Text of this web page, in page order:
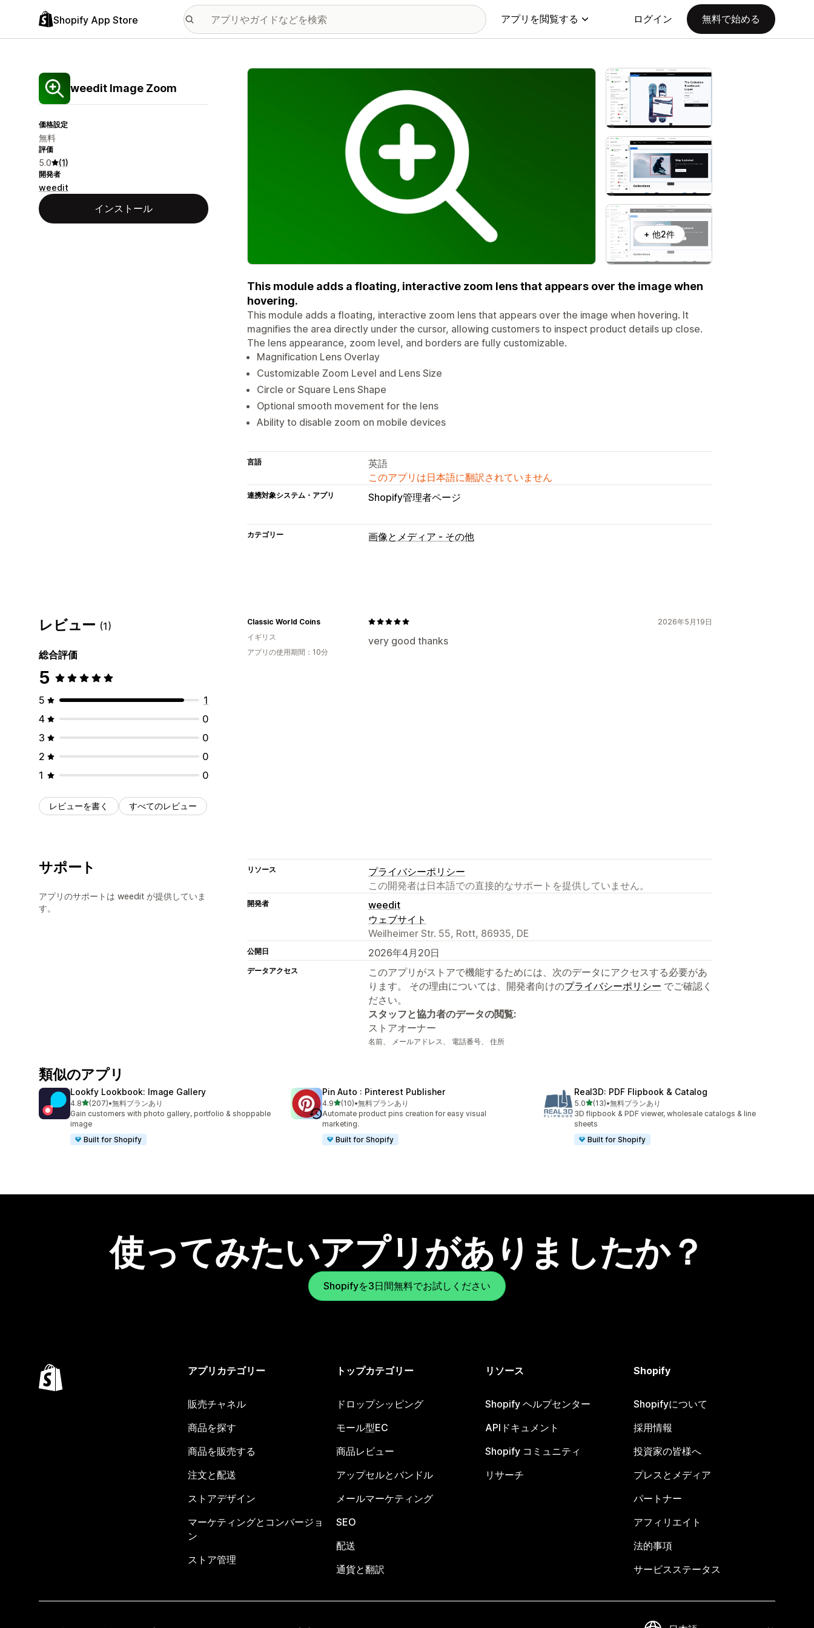
Shopify App Store アプリを閲覧する ログイン 無料で始める
weedit Image Zoom
価格設定
無料
評価
5.0 (1)
開発者
weedit
インストール
特集の画像ギャラリー
+ 他2件
This module adds a floating, interactive zoom lens that appears over the image when
hovering.
This module adds a floating, interactive zoom lens that appears over the image when hovering. It
magnifies the area directly under the cursor, allowing customers to inspect product details up close.
The lens appearance, zoom level, and borders are fully customizable.
Magnification Lens Overlay
Customizable Zoom Level and Lens Size
Circle or Square Lens Shape
Optional smooth movement for the lens
Ability to disable zoom on mobile devices
言語
英語
このアプリは日本語に翻訳されていません
連携対象システム・アプリ Shopify管理者ページ
カテゴリー 画像とメディア - その他
レビュー (1)
総合評価
5
5
1
4
0
3
0
2
0
1
0
レビューを書く すべてのレビュー
2026年5月19日
very good thanks
Classic World Coins
イギリス
アプリの使用期間：10分
サポート
アプリのサポートは weedit が提供していま
す。
リソース
プライバシーポリシー
この開発者は日本語での直接的なサポートを提供していません。
開発者
weedit
ウェブサイト
Weilheimer Str. 55, Rott, 86935, DE
公開日 2026年4月20日
データアクセス
このアプリがストアで機能するためには、次のデータにアクセスする必要があ
ります。 その理由については、開発者向けのプライバシーポリシー でご確認く
ださい。
スタッフと協力者のデータの閲覧:
ストアオーナー
名前、 メールアドレス、 電話番号、 住所
類似のアプリ
Lookfy Lookbook: Image Gallery
4.85つ星中
(207)
合計レビュー数：207件
•無料プランあり
Gain customers with photo gallery, portfolio & shoppable
image
Built for Shopify
Pin Auto : Pinterest Publisher
4.95つ星中
(10)
合計レビュー数：10件
•無料プランあり
Automate product pins creation for easy visual
marketing.
Built for Shopify
Real3D: PDF Flipbook & Catalog
5.05つ星中
(13)
合計レビュー数：13件
•無料プランあり
3D flipbook & PDF viewer, wholesale catalogs & line
sheets
Built for Shopify
使ってみたいアプリがありましたか？
Shopifyを3日間無料でお試しください
アプリカテゴリー
販売チャネル
商品を探す
商品を販売する
注文と配送
ストアデザイン
マーケティングとコンバージョ
ン
ストア管理
トップカテゴリー
ドロップシッピング
モール型EC
商品レビュー
アップセルとバンドル
メールマーケティング
SEO
配送
通貨と翻訳
リソース
Shopify ヘルプセンター
APIドキュメント
Shopify コミュニティ
リサーチ
Shopify
Shopifyについて
採用情報
投資家の皆様へ
プレスとメディア
パートナー
アフィリエイト
法的事項
サービスステータス